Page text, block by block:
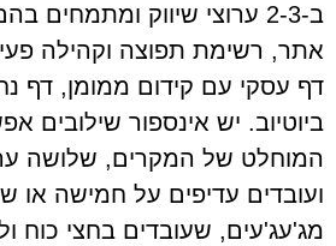
ב-2-3 ערוצי שיווק
אתר, רשימת תפוצה וקהילה
דף עסקי עם קידום ממומן, דף
ביוטיוב. יש אינספור שילובים
המוחלט של המקרים, שלושה
ועובדים עדיפים על חמישה או
מג'עג'עים, שעובדים בחצי כוח